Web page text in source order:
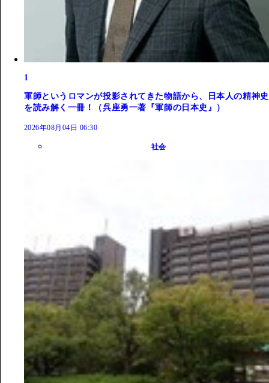
1
軍師というロマンが投影されてきた物語から、日本人の精神史
を読み解く一冊！（呉座勇一著『軍師の日本史』）
2026年08月04日 06:30
社会